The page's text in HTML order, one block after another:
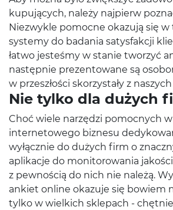
kupujących, należy najpierw
Niezwykle pomocne okazują się
systemy do badania satysfakcji
łatwo jesteśmy w stanie tworzyć
następnie prezentowane są
w przeszłości skorzystały z naszych
Nie tylko dla dużych
Choć wiele narzędzi pomocnych
internetowego biznesu
wyłącznie do dużych firm o
aplikacje do monitorowania jakości
z pewnością do nich nie należą.
ankiet online okazuje się bowiem
tylko w wielkich sklepach -